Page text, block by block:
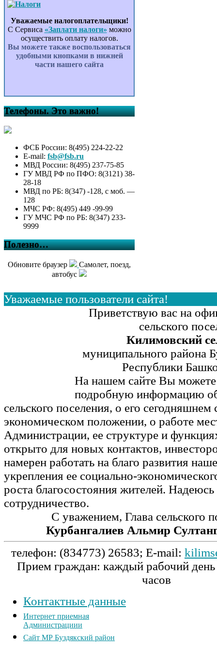
Уважаемые налогоплательщики!
С Сервиса «Заплати налоги» можно
осуществить оплату налогов.
Вы можете также воспользоваться
удобными кнопками в нижней
части нашего сайта
Телефоны. Это важно!
ФСБ России: 8(495) 224-22-22
E-mail: fsb@fsb.ru
МВД России: 8(495) 237-75-85
ГУ МВД РФ по ПФО: 8(3121) 38-
28-18
МВД по РБ: 8(347) -128, с моб. —
128
МЧС РФ: 8(495) 449 -99-99
ГУ МЧС РФ по РБ: 8(347) 233-
9999
Полезно…
Обновите браузер
Самолет, поезд,
автобус
Уважаемые пользователи сайта!
Приветствую вас на
сельского
Килимовский
муниципального района
Республики
На нашем сайте Вы можете
подробную информацию
сельского поселения, о его сегодняшнем
экономическом положении, о работе
Администрации, ее структуре и
открыто для новых контактов,
намерен работать на благо развития
укрепления ее социально-
роста благосостояния жителей.
сотрудничество.
С уважением, Глава сельского
Курбангалиев Альмир
телефон: (834773) 26583; E-mail:
Прием граждан: каждый рабочий
часов
Контактные данные
Интернет приемная
Администрациии
Сайт МР Буздякский район